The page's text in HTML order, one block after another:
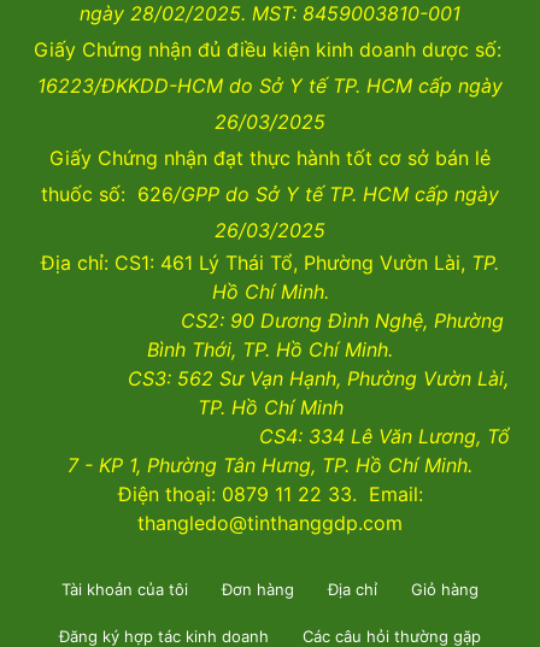
ngày 28/02/2025. MST: 8459003810-001
Giấy Chứng nhận đủ điều kiện kinh doanh dược số:
16223/ĐKKDD-HCM do Sở Y tế TP. HCM cấp ngày
26/03/2025
Giấy Chứng nhận đạt thực hành tốt cơ sở bán lẻ
thuốc số: 626/GPP do Sở Y tế TP. HCM cấp ngày
26/03/2025
Địa chỉ: CS1: 461 Lý Thái Tổ, Phường Vườn Lài, TP.
Hồ Chí Minh.
CS2: 90 Dương Đình Nghệ, Phường
Bình Thới, TP. Hồ Chí Minh.
CS3: 562 Sư Vạn Hạnh, Phường Vườn Lài,
TP. Hồ Chí Minh
CS4: 334 Lê Văn Lương, Tổ
7 - KP 1, Phường Tân Hưng, TP. Hồ Chí Minh.
Điện thoại: 0879 11 22 33. Email:
thangledo@tinthanggdp.com
Tài khoản của tôi Đơn hàng Địa chỉ Giỏ hàng
Đăng ký hợp tác kinh doanh Các câu hỏi thường gặp